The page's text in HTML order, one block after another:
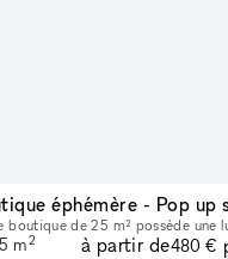
m2 à partir de480 €